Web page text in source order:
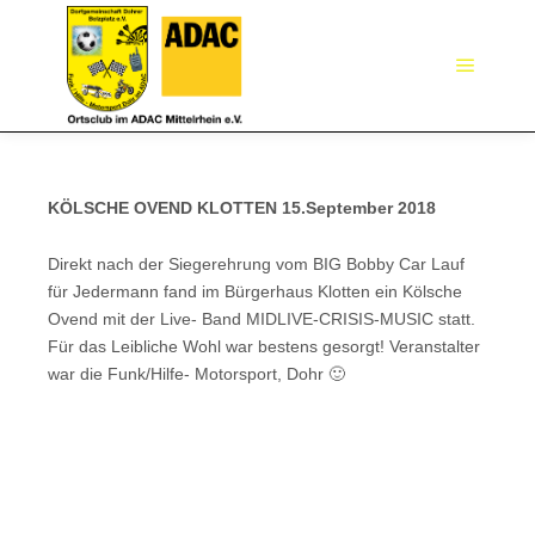
KÖLSCHE OVEND KLOTTEN 15.September 2018
Direkt nach der Siegerehrung vom BIG Bobby Car Lauf
für Jedermann fand im Bürgerhaus Klotten ein Kölsche
Ovend mit der Live- Band MIDLIVE-CRISIS-MUSIC statt.
Für das Leibliche Wohl war bestens gesorgt! Veranstalter
war die Funk/Hilfe- Motorsport, Dohr 🙂